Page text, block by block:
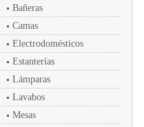
Bañeras
Camas
Electrodomésticos
Estanterías
Lámparas
Lavabos
Mesas